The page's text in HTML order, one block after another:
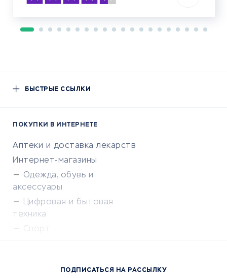
БЫСТРЫЕ ССЫЛКИ
ПОКУПКИ В ИНТЕРНЕТЕ
Аптеки и доставка лекарств
Интернет-магазины
Одежда, обувь и
аксессуары
Цифровая и бытовая
техника
Спорт
Сервисы доставкиПОДПИСАТЬСЯ НА РАССЫЛКУ